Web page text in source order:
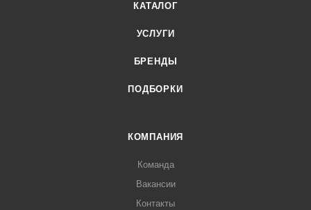
КАТАЛОГ
УСЛУГИ
БРЕНДЫ
ПОДБОРКИ
КОМПАНИЯ
Команда
Вакансии
Контакты